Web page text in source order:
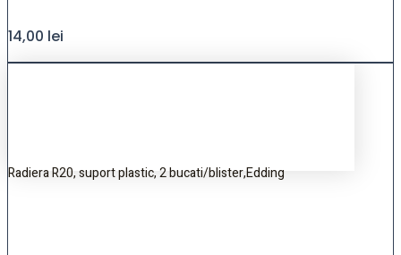
14,00 lei
Radiera R20, suport plastic, 2 bucati/blister,Edding